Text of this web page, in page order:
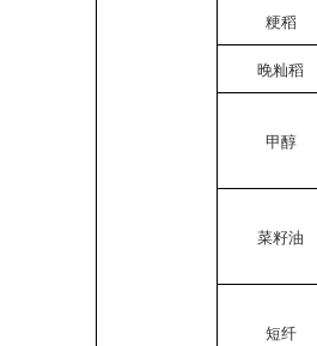
粳稻
晚籼稻
甲醇
菜籽油
短纤